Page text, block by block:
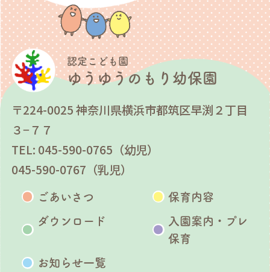
認定こども園
ゆうゆうのもり幼保園
〒224-0025 神奈川県横浜市都筑区早渕２丁目
３−７７
TEL: 045-590-0765（幼児）
045-590-0767（乳児）
ごあいさつ 保育内容
ダウンロード
入園案内・プレ
保育
お知らせ一覧